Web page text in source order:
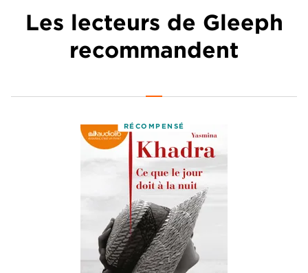
Les lecteurs de Gleeph
recommandent
RÉCOMPENSÉ